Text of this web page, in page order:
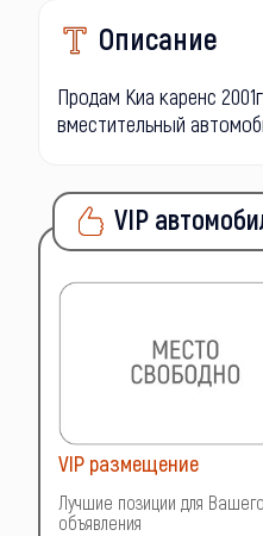
Описание
Продам Киа каренс
вместительный
VIP
VIP размещение
Лучшие позиции для Вашего
объявления